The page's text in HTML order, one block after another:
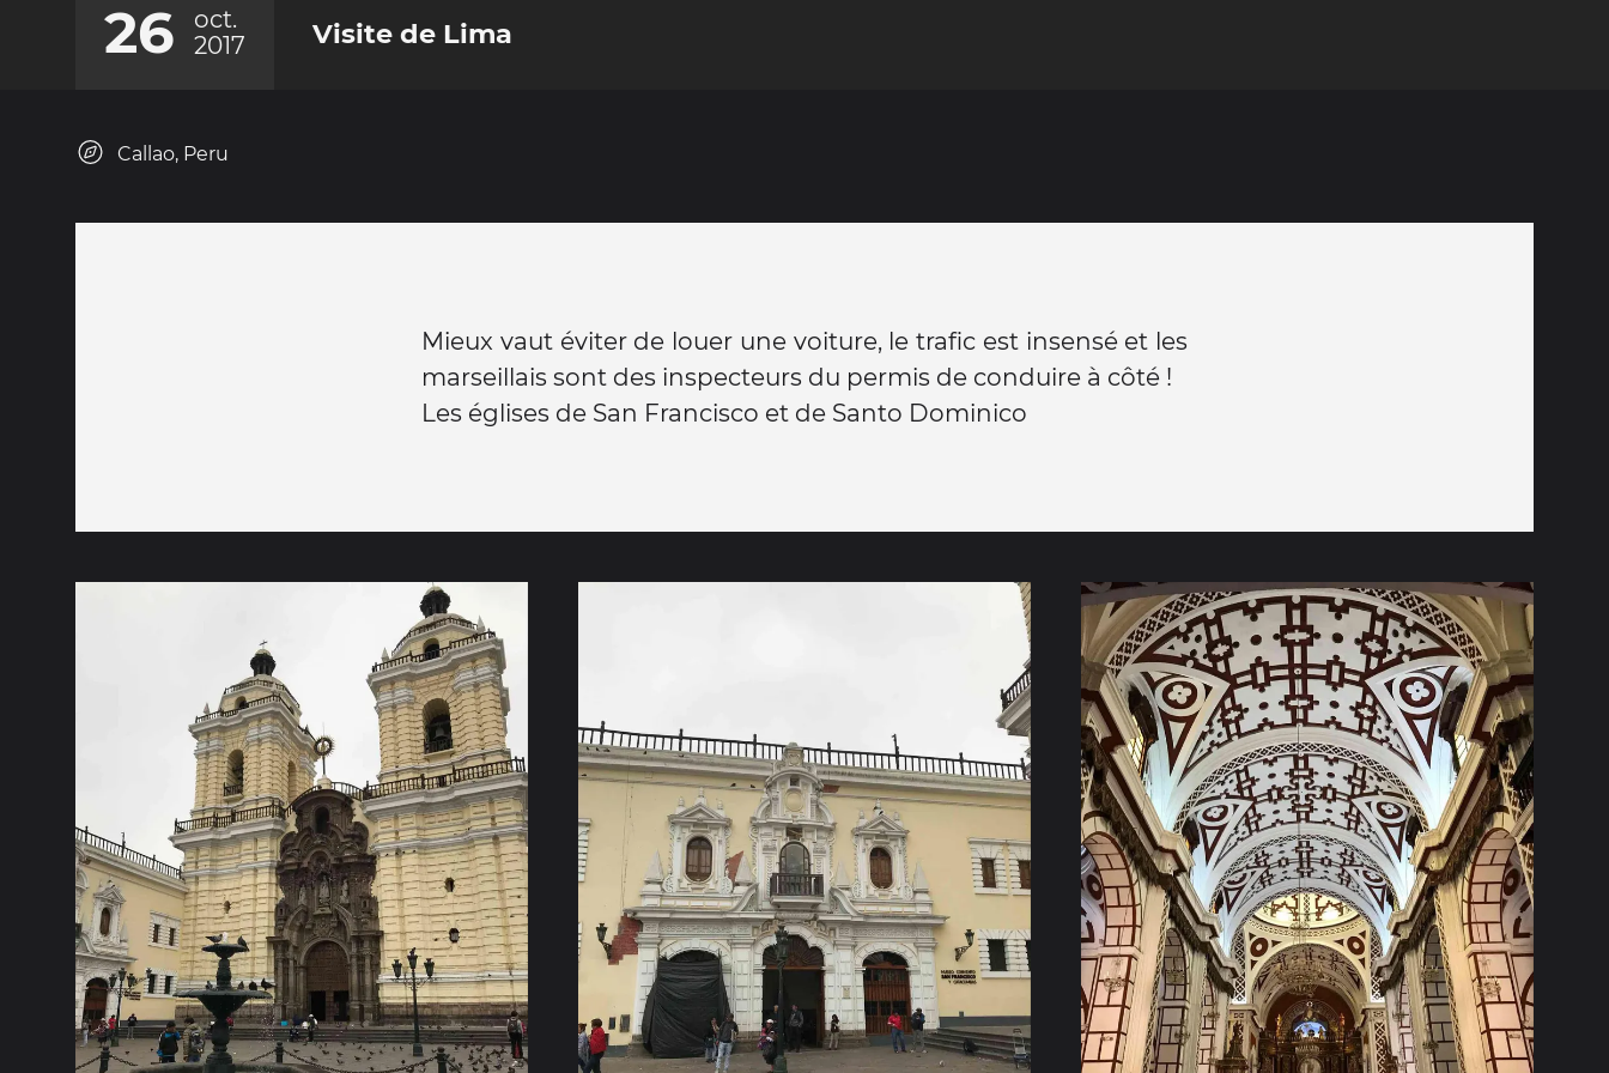
26
oct.
2017
Visite de Lima
Callao, Peru
Mieux vaut éviter de louer une voiture, le trafic est insensé et les
marseillais sont des inspecteurs du permis de conduire à côté !
Les églises de San Francisco et de Santo Dominico